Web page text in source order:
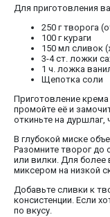
Для приготовления
250 г творога
100 г кураги
150 мл сливок
3-4 ст. ложки
1 ч. ложка
Щепотка соли
Приготовление крема
промойте её и
откиньте на дуршлаг,
В глубокой миске
Разомните творог
или вилки. Для
миксером на низкой
Добавьте сливки к
консистенции. Если
по вкусу.